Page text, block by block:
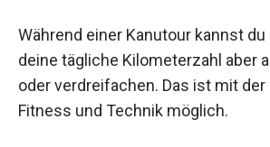
Während einer Kanutour kannst du
deine tägliche Kilometerzahl aber
oder verdreifachen. Das ist mit
Fitness und Technik möglich.